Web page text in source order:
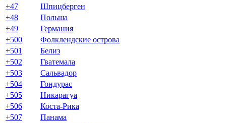
+47
Шпицберген
+48
Польша
+49
Германия
+500
Фолклендские острова
+501
Белиз
+502
Гватемала
+503
Сальвадор
+504
Гондурас
+505
Никарагуа
+506
Коста-Рика
+507
Панама